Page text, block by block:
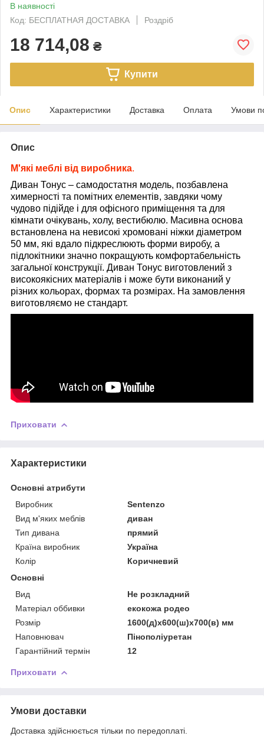
В наявності
Код: БЕСПЛАТНАЯ ДОСТАВКА
Роздріб
18 714,08 ₴
Купити
Опис Характеристики Доставка Оплата Умови
Опис
М'які меблі від виробника.
Диван Тонус – самодостатня модель, позбавлена
химерності та помітних елементів, завдяки чому
чудово підійде і для офісного приміщення та для
кімнати очікувань, холу, вестибюлю. Масивна основа
встановлена на невисокі хромовані ніжки діаметром
50 мм, які вдало підкреслюють форми виробу, а
підлокітники значно покращують комфортабельність
загальної конструкції. Диван Тонус виготовлений з
високоякісних матеріалів і може бути виконаний у
різних кольорах, формах та розмірах. На замовлення
виготовляємо не стандарт.
Приховати
Характеристики
Основні атрибути
Виробник
Sentenzo
Вид м'яких меблів
диван
Тип дивана
прямий
Країна виробник
Україна
Колір
Коричневий
Основні
Вид
Не розкладний
Матеріал оббивки
екокожа родео
Розмір
1600(д)х600(ш)х700(в) мм
Наповнювач
Пінополіуретан
Гарантійний термін
12
Приховати
Умови доставки
Доставка здійснюється тільки по передоплаті.